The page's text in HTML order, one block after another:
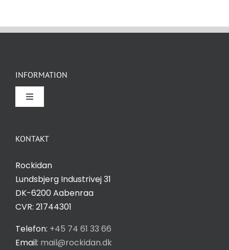
KONTAKT
Rockidan
Lundsbjerg Industrivej 31
DK-6200 Aabenraa
CVR: 21744301
Telefon: +45 74 61 33 66
Email: mail@rockidan.dk
INFORMATION
Toggle
Salgs- og leveringsbetingelser
Privatlivspolitik